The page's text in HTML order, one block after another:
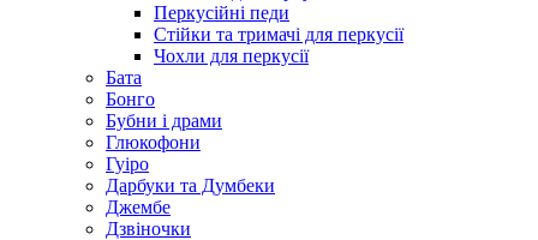
Перкусійні педи
Стійки та тримачі для перкусії
Чохли для перкусії
Бата
Бонго
Бубни і драми
Глюкофони
Гуіро
Дарбуки та Думбеки
Джембе
Дзвіночки